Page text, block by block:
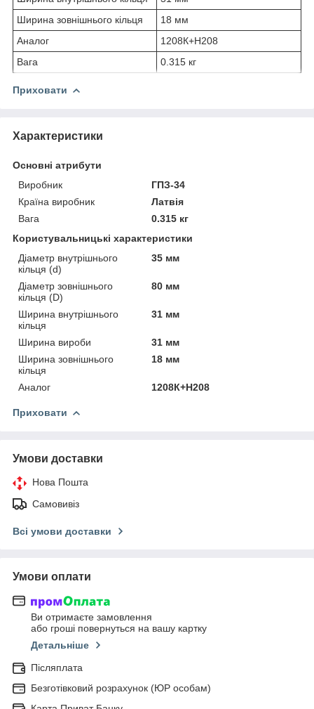
Ширина зовнішнього кільця
18 мм
Аналог
1208К+Н208
Вага
0.315 кг
Приховати
Характеристики
Основні атрибути
Виробник
ГПЗ-34
Країна виробник
Латвія
Вага
0.315 кг
Користувальницькі характеристики
Діаметр внутрішнього
кільця (d)
35 мм
Діаметр зовнішнього
кільця (D)
80 мм
Ширина внутрішнього
кільця
31 мм
Ширина вироби
31 мм
Ширина зовнішнього
кільця
18 мм
Аналог 1208К+Н208
Приховати
Умови доставки
Нова Пошта
Самовивіз
Всі умови доставки
Умови оплати
Ви отримаєте замовлення
або гроші повернуться на вашу картку
Детальніше
Післяплата
Безготівковий розрахунок (ЮР особам)